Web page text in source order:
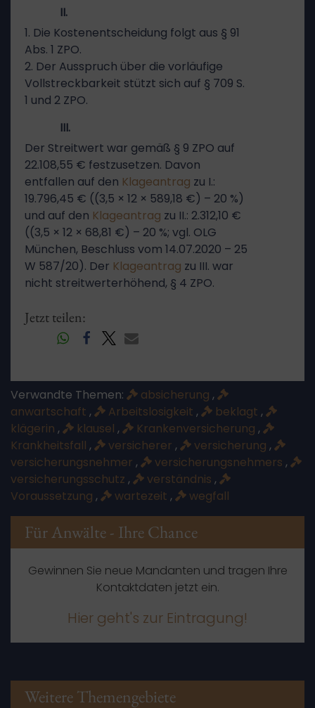
II.
1. Die Kostenentscheidung folgt aus § 91
Abs. 1 ZPO.
2. Der Ausspruch über die vorläufige
Vollstreckbarkeit stützt sich auf § 709 S.
1 und 2 ZPO.
III.
Der Streitwert war gemäß § 9 ZPO auf
22.108,55 € festzusetzen. Davon
entfallen auf den Klageantrag zu I.:
19.796,45 € ((3,5 × 12 × 589,18 €) – 20 %)
und auf den Klageantrag zu II.: 2.312,10 €
((3,5 × 12 × 68,81 €) – 20 %; vgl. OLG
München, Beschluss vom 14.07.2020 – 25
W 587/20). Der Klageantrag zu III. war
nicht streitwerterhöhend, § 4 ZPO.
Jetzt teilen:
Verwandte Themen: absicherung ,
anwartschaft , Arbeitslosigkeit , beklagt ,
klägerin , klausel , Krankenversicherung ,
Krankheitsfall , versicherer , versicherung ,
versicherungsnehmer , versicherungsnehmers ,
versicherungsschutz , verständnis ,
Voraussetzung , wartezeit , wegfall
Für Anwälte - Ihre Chance
Gewinnen Sie neue Mandanten und tragen Ihre
Kontaktdaten jetzt ein.
Hier geht's zur Eintragung!
Weitere Themengebiete